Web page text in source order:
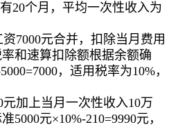
20个月，平均一次性收入为
7000元合并，扣除当月费用
和速算扣除额根据余额确
，适用税率为10%，
加上当月一次性收入10万
5000元×10%-210=9990元，